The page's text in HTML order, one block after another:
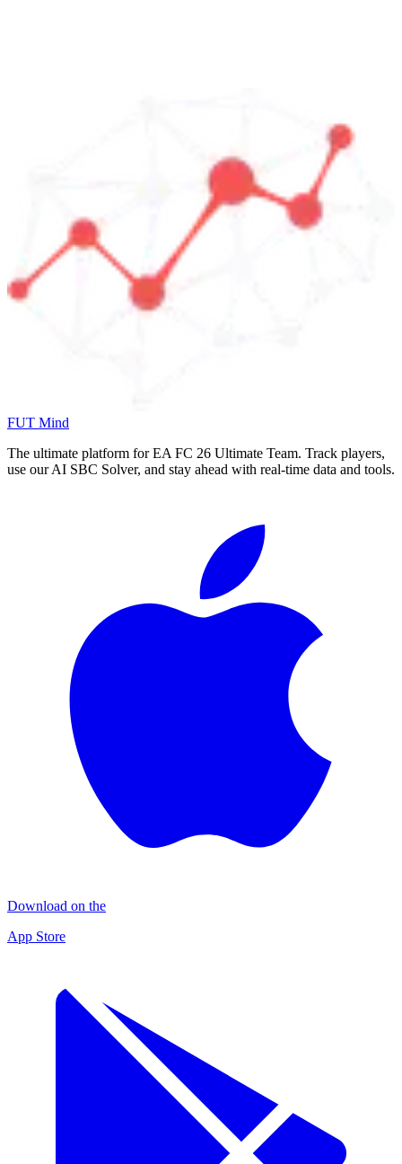
FUT Mind
The ultimate platform for EA FC 26 Ultimate Team. Track players,
use our AI SBC Solver, and stay ahead with real-time data and tools.
Download on the
App Store